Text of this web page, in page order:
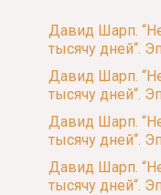
Давид Шарп.
тысячу дней“.
Давид Шарп.
тысячу дней“.
Давид Шарп.
тысячу дней“.
Давид Шарп.
тысячу дней“.